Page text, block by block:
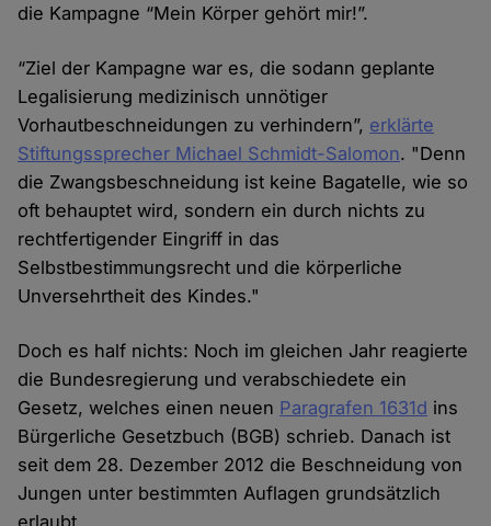
die Kampagne “Mein Körper gehört mir!”.
“Ziel der Kampagne war es, die sodann geplante
Legalisierung medizinisch unnötiger
Vorhautbeschneidungen zu verhindern”, erklärte
Stiftungssprecher Michael Schmidt-Salomon. "Denn
die Zwangsbeschneidung ist keine Bagatelle, wie so
oft behauptet wird, sondern ein durch nichts zu
rechtfertigender Eingriff in das
Selbstbestimmungsrecht und die körperliche
Unversehrtheit des Kindes."
Doch es half nichts: Noch im gleichen Jahr reagierte
die Bundesregierung und verabschiedete ein
Gesetz, welches einen neuen Paragrafen 1631d ins
Bürgerliche Gesetzbuch (BGB) schrieb. Danach ist
seit dem 28. Dezember 2012 die Beschneidung von
Jungen unter bestimmten Auflagen grundsätzlich
erlaubt.